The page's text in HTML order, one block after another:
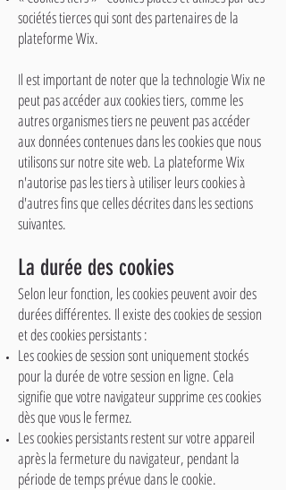
sociétés tierces qui sont des partenaires de la
plateforme Wix.
Il est important de noter que la technologie Wix ne
peut pas accéder aux cookies tiers, comme les
autres organismes tiers ne peuvent pas accéder
aux données contenues dans les cookies que nous
utilisons sur notre site web. La plateforme Wix
n'autorise pas les tiers à utiliser leurs cookies à
d'autres fins que celles décrites dans les sections
suivantes.
La durée des cookies
Selon leur fonction, les cookies peuvent avoir des
durées différentes. Il existe des cookies de session
et des cookies persistants :​
Les cookies de session sont uniquement stockés
pour la durée de votre session en ligne. Cela
signifie que votre navigateur supprime ces cookies
dès que vous le fermez.
Les cookies persistants restent sur votre appareil
après la fermeture du navigateur, pendant la
période de temps prévue dans le cookie.